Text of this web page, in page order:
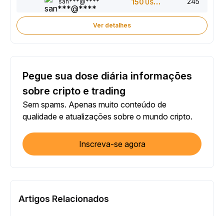
150 USDT
Ver detalhes
Pegue sua dose diária informações
sobre cripto e trading
Sem spams. Apenas muito conteúdo de
qualidade e atualizações sobre o mundo cripto.
Inscreva-se agora
Artigos Relacionados